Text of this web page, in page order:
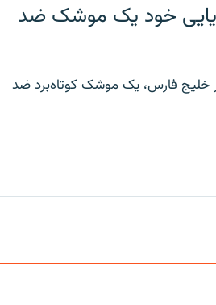
خود یک موشک ضد
خلیج فارس، یک موشک کوتاه‌برد ضد